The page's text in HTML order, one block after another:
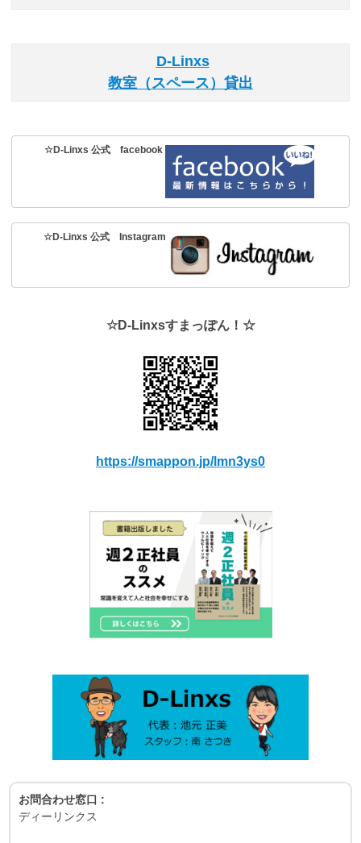
D-Linxs
教室（スペース）貸出
☆D-Linxs 公式 facebook
☆D-Linxs 公式 Instagram
☆D-Linxsすまっぽん！☆
https://smappon.jp/lmn3ys0
お問合わせ窓口 :
ディーリンクス